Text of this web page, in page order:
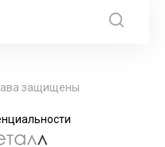
защищены